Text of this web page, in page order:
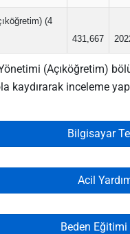
(4
431,667
(Açıköğretim)
kaydırarak inceleme
Bilgisayar
Acil
Beden